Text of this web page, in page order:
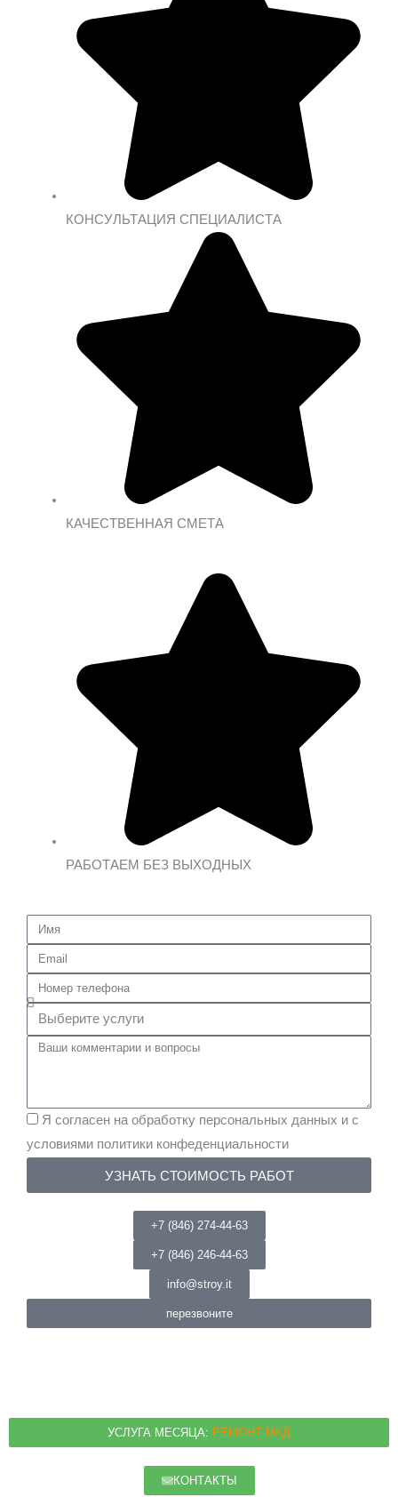
КОНСУЛЬТАЦИЯ СПЕЦИАЛИСТА
КАЧЕСТВЕННАЯ СМЕТА
РАБОТАЕМ БЕЗ ВЫХОДНЫХ
Я согласен на обработку персональных данных и с
условиями политики конфеденциальности
УЗНАТЬ СТОИМОСТЬ РАБОТ
+7 (846) 274-44-63
+7 (846) 246-44-63
info@stroy.it
перезвоните
УСЛУГА МЕСЯЦА: РЕМОНТ МКД
КОНТАКТЫ